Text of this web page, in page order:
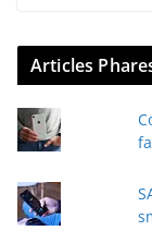
Articles